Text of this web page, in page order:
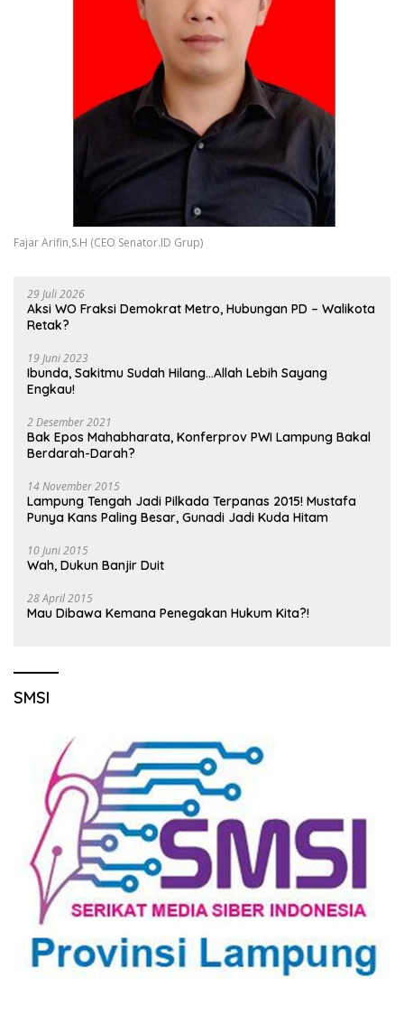
Fajar Arifin,S.H (CEO Senator.ID Grup)
29 Juli 2026
Aksi WO Fraksi Demokrat Metro, Hubungan PD – Walikota
Retak?
19 Juni 2023
Ibunda, Sakitmu Sudah Hilang…Allah Lebih Sayang
Engkau!
2 Desember 2021
Bak Epos Mahabharata, Konferprov PWI Lampung Bakal
Berdarah-Darah?
14 November 2015
Lampung Tengah Jadi Pilkada Terpanas 2015! Mustafa
Punya Kans Paling Besar, Gunadi Jadi Kuda Hitam
10 Juni 2015
Wah, Dukun Banjir Duit
28 April 2015
Mau Dibawa Kemana Penegakan Hukum Kita?!
SMSI